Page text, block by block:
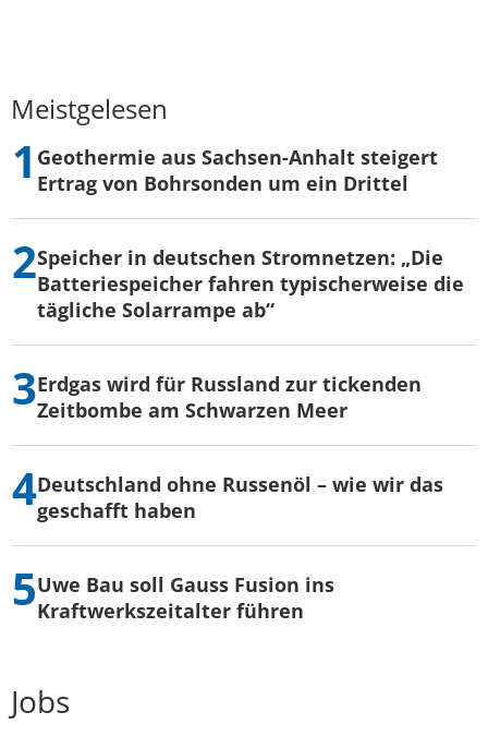
Meistgelesen
Geothermie aus Sachsen-Anhalt steigert
Ertrag von Bohrsonden um ein Drittel
Speicher in deutschen Stromnetzen: „Die
Batteriespeicher fahren typischerweise die
tägliche Solarrampe ab“
Erdgas wird für Russland zur tickenden
Zeitbombe am Schwarzen Meer
Deutschland ohne Russenöl – wie wir das
geschafft haben
Uwe Bau soll Gauss Fusion ins
Kraftwerkszeitalter führen
Jobs